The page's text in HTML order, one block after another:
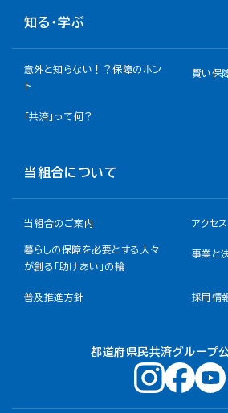
知る・学ぶ
意外と知らない！？保障のホン
ト
賢い保
「共済」って何？
当組合について
当組合のご案内 アクセス
暮らしの保障を必要とする人々
が創る「助けあい」の輪
事業と
普及推進方針 採用情
都道府県民共済グループ公